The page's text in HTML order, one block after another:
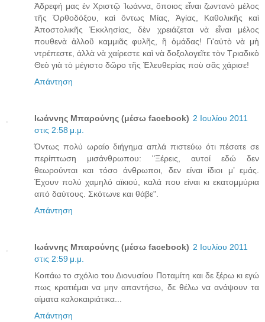
Ἀδρεφή μας ἐν Χριστῷ Ἰωάννα, ὅποιος εἶναι ζωντανὸ μέλος
τῆς Ὀρθοδόξου, καὶ ὄντως Μίας, Ἁγίας, Καθολικῆς καὶ
Ἀποστολικῆς Ἐκκλησίας, δὲν χρειάζεται νὰ εἶναι μέλος
πουθενὰ ἀλλοῦ καμμιᾶς φυλῆς, ἢ ὁμάδας! Γι'αὐτὸ νὰ μὴ
ντρέπεστε, ἀλλὰ νὰ χαίρεστε καὶ νὰ δοξολογεῖτε τὸν Τριαδικὸ
Θεὸ γιὰ τὸ μέγιστο δῶρο τῆς Ἐλευθερίας ποὺ σᾶς χάρισε!
Απάντηση
Ιωάννης Μπαρούνης (μέσω facebook) 2 Ιουλίου 2011
στις 2:58 μ.μ.
Όντως πολύ ωραίο διήγημα απλά πιστεύω ότι πέσατε σε
περίπτωση μισάνθρωπου: "Ξέρεις, αυτοί εδώ δεν
θεωρούνται και τόσο άνθρωποι, δεν είναι ίδιοι μ’ εμάς.
Έχουν πολύ χαμηλό αϊκιού, καλά που είναι κι εκατομμύρια
από δαύτους. Σκότωνε και θάβε".
Απάντηση
Ιωάννης Μπαρούνης (μέσω facebook) 2 Ιουλίου 2011
στις 2:59 μ.μ.
Κοιτάω το σχόλιο του Διονυσίου Ποταμίτη και δε ξέρω κι εγώ
πως κρατιέμαι να μην απαντήσω, δε θέλω να ανάψουν τα
αίματα καλοκαιριάτικα...
Απάντηση